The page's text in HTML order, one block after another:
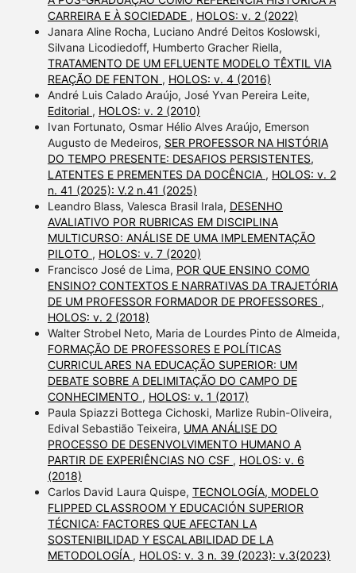
CARREIRA E À SOCIEDADE , HOLOS: v. 2 (2022)
Janara Aline Rocha, Luciano André Deitos Koslowski,
Silvana Licodiedoff, Humberto Gracher Riella,
TRATAMENTO DE UM EFLUENTE MODELO TÊXTIL VIA
REAÇÃO DE FENTON , HOLOS: v. 4 (2016)
André Luis Calado Araújo, José Yvan Pereira Leite,
Editorial , HOLOS: v. 2 (2010)
Ivan Fortunato, Osmar Hélio Alves Araújo, Emerson
Augusto de Medeiros, SER PROFESSOR NA HISTÓRIA
DO TEMPO PRESENTE: DESAFIOS PERSISTENTES,
LATENTES E PREMENTES DA DOCÊNCIA , HOLOS: v. 2
n. 41 (2025): V.2 n.41 (2025)
Leandro Blass, Valesca Brasil Irala, DESENHO
AVALIATIVO POR RUBRICAS EM DISCIPLINA
MULTICURSO: ANÁLISE DE UMA IMPLEMENTAÇÃO
PILOTO , HOLOS: v. 7 (2020)
Francisco José de Lima, POR QUE ENSINO COMO
ENSINO? CONTEXTOS E NARRATIVAS DA TRAJETÓRIA
DE UM PROFESSOR FORMADOR DE PROFESSORES ,
HOLOS: v. 2 (2018)
Walter Strobel Neto, Maria de Lourdes Pinto de Almeida,
FORMAÇÃO DE PROFESSORES E POLÍTICAS
CURRICULARES NA EDUCAÇÃO SUPERIOR: UM
DEBATE SOBRE A DELIMITAÇÃO DO CAMPO DE
CONHECIMENTO , HOLOS: v. 1 (2017)
Paula Spiazzi Bottega Cichoski, Marlize Rubin-Oliveira,
Edival Sebastião Teixeira, UMA ANÁLISE DO
PROCESSO DE DESENVOLVIMENTO HUMANO A
PARTIR DE EXPERIÊNCIAS NO CSF , HOLOS: v. 6
(2018)
Carlos David Laura Quispe, TECNOLOGÍA, MODELO
FLIPPED CLASSROOM Y EDUCACIÓN SUPERIOR
TÉCNICA: FACTORES QUE AFECTAN LA
SOSTENIBILIDAD Y ESCALABILIDAD DE LA
METODOLOGÍA , HOLOS: v. 3 n. 39 (2023): v.3(2023)